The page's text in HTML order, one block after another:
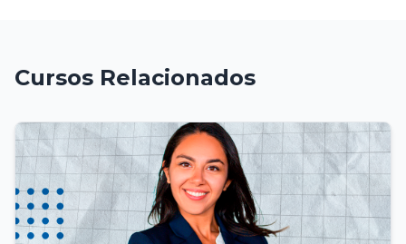
Cursos Relacionados